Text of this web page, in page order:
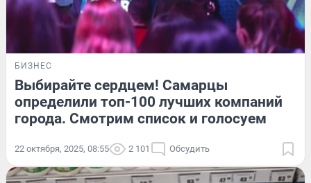
БИЗНЕС
Выбирайте сердцем! Самарцы
определили топ-100 лучших компаний
города. Смотрим список и голосуем
22 октября, 2025, 08:55 2 101 Обсудить